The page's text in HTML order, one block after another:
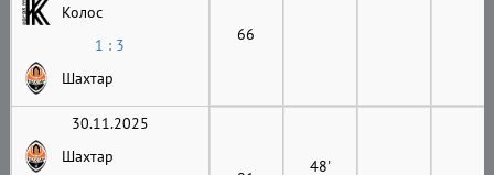
Колос
1 : 3
Шахтар
66
30.11.2025
Шахтар
48'